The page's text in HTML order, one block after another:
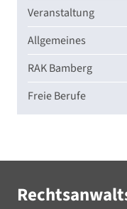
Veranstaltung
Allgemeines
RAK Bamberg
Freie Berufe